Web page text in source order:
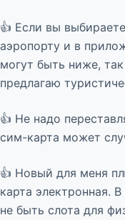
👍 Если вы
аэропорту и в
могут быть ниже,
предлагаю
👍 Не надо
сим-карта может
👍 Новый для меня
карта электронная.
не быть слота для